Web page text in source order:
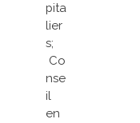
pita
lier
s;
Co
nse
il
en